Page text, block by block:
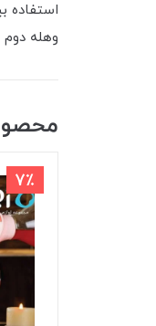
استفاده
وهله‌
7٪